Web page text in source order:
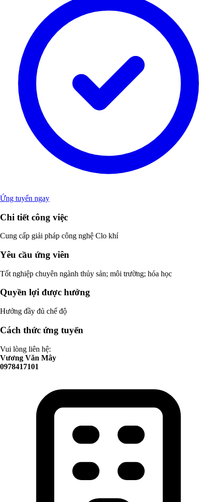
Ứng tuyển ngay
Chi tiết công việc
Cung cấp giải pháp công nghệ Clo khí
Yêu cầu ứng viên
Tốt nghiệp chuyên ngành thủy sản; môi trường; hóa học
Quyền lợi được hưởng
Hưởng đầy đủ chế độ
Cách thức ứng tuyển
Vui lòng liên hệ:
Vương Văn Mây
0978417101